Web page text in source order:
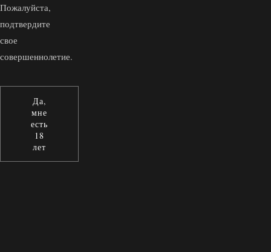
Пожалуйста,
подтвердите
свое
совершеннолетие.
Да,
мне
есть
18
лет